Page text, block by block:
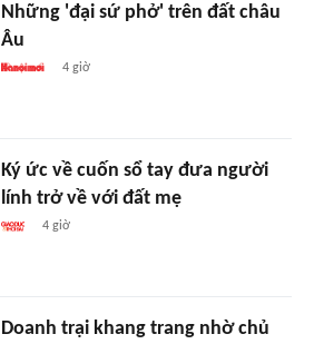
Những 'đại sứ phở' trên đất châu
Âu
4 giờ
Ký ức về cuốn sổ tay đưa người
lính trở về với đất mẹ
4 giờ
Doanh trại khang trang nhờ chủ